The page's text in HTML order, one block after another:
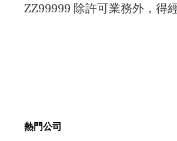
ZZ99999 除許可業務外，得
熱門公司